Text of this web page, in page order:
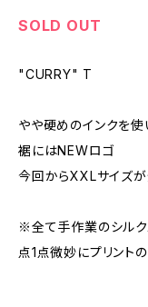
SOLD OUT
"CURRY" T
やや硬めのインクを
裾にはNEWロゴ
今回からXXLサイズ
※全て手作業のシルク
点1点微妙にプリント